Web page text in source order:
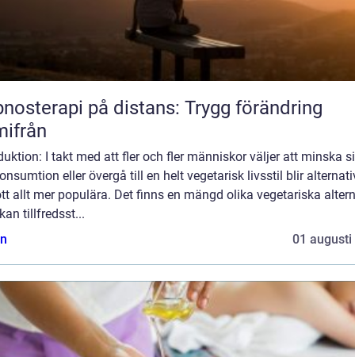
på distans: Trygg förändring
I takt med att fler och fler människor väljer att minska
eller övergå till en helt vegetarisk livsstil blir
allt mer populära. Det finns en mängd olika vegetariska
tillfredsst...
01 augusti